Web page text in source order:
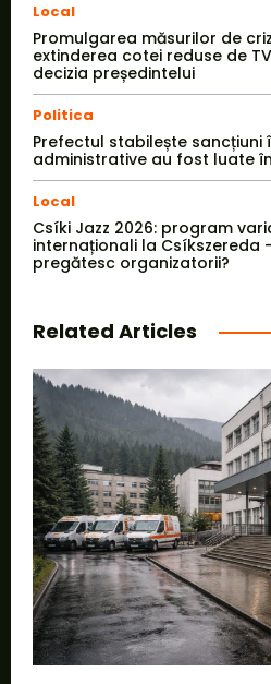
Local
Promulgarea măsurilor de
extinderea cotei reduse de
decizia președintelui
Politica
Prefectul stabilește sancțiuni
administrative au fost luate
Local
Csíki Jazz 2026: program
internaționali la Csíkszereda
pregătesc organizatorii?
Related Articles